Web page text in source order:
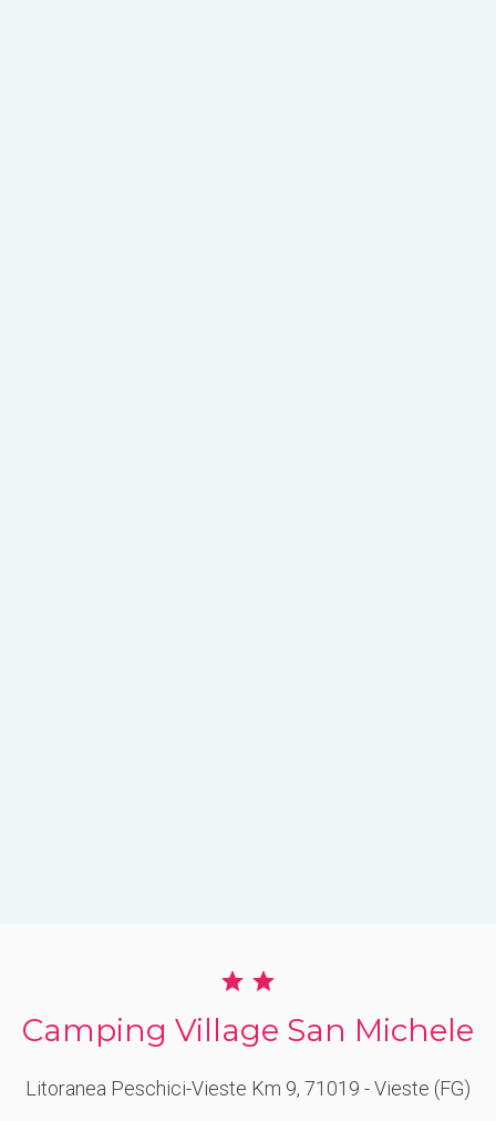
Camping Village San Michele
Litoranea Peschici-Vieste Km 9, 71019 - Vieste (FG)